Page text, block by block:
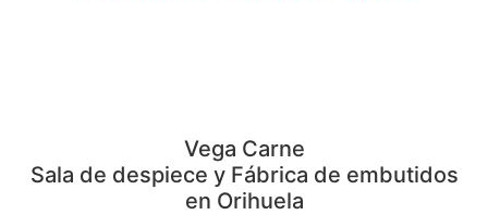
Vega Carne
Sala de despiece y Fábrica de embutidos
en Orihuela